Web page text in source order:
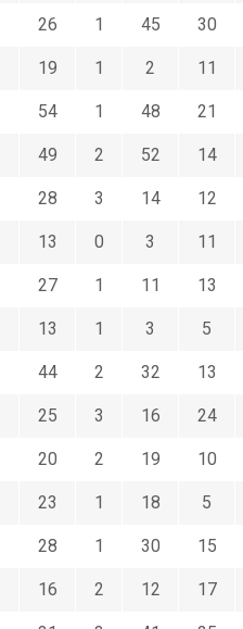
26 1 45 30
19 1 2 11
54 1 48 21
49 2 52 14
28 3 14 12
13 0 3 11
27 1 11 13
13 1 3 5
44 2 32 13
25 3 16 24
20 2 19 10
23 1 18 5
28 1 30 15
16 2 12 17